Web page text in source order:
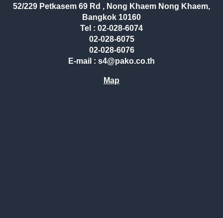
52/229 Petkasem 69 Rd , Nong Khaem Nong Khaem,
Bangkok 10160
Tel : 02-028-6074
02-028-6075
02-028-6076
E-mail : s4@pako.co.th
Map